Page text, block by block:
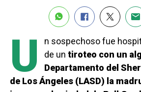
U
n sospechoso fue
de un tiroteo con un
Departamento del
de Los Ángeles (LASD) la